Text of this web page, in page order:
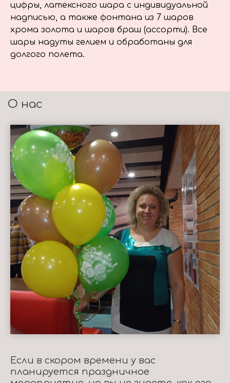
цифры, латексного шара с индивидуальной
надписью, а также фонтана из 7 шаров
хрома золота и шаров браш (ассорти). Все
шары надуты гелием и обработаны для
долгого полета.
О нас
Если в скором времени у вас
планируется праздничное